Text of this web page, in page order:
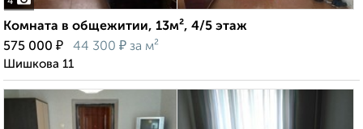
Комната в общежитии, 13м², 4/5 этаж
575 000 ₽ 44 300 ₽ за м²
Шишкова 11